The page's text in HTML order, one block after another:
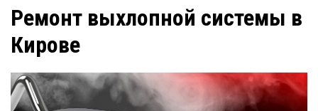
Ремонт выхлопной системы в
Кирове